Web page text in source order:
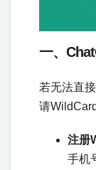
一、
若无法直
请
注册
手机